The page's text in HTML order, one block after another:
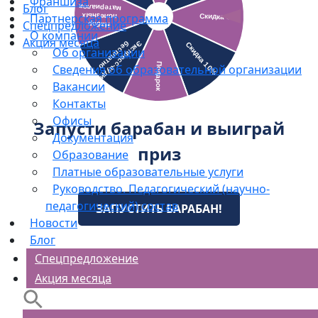
Блог
Спецпредложение
Акция месяца
Партнерская программа
О компании
Об организации
Сведения об образовательной организации
Вакансии
Контакты
Офисы
Документация
Образование
Платные образовательные услуги
Руководство. Педагогический (научно-
педагогический) состав
Новости
Блог
Спецпредложение
Акция месяца
Запусти барабан и выиграй
приз
ЗАПУСТИТЬ БАРАБАН!